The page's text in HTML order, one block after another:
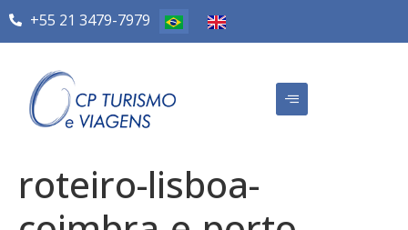
+55 21 3479-7979
roteiro-lisboa-